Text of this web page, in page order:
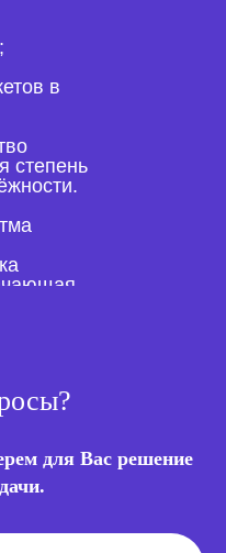
в
степень
для Вас решение